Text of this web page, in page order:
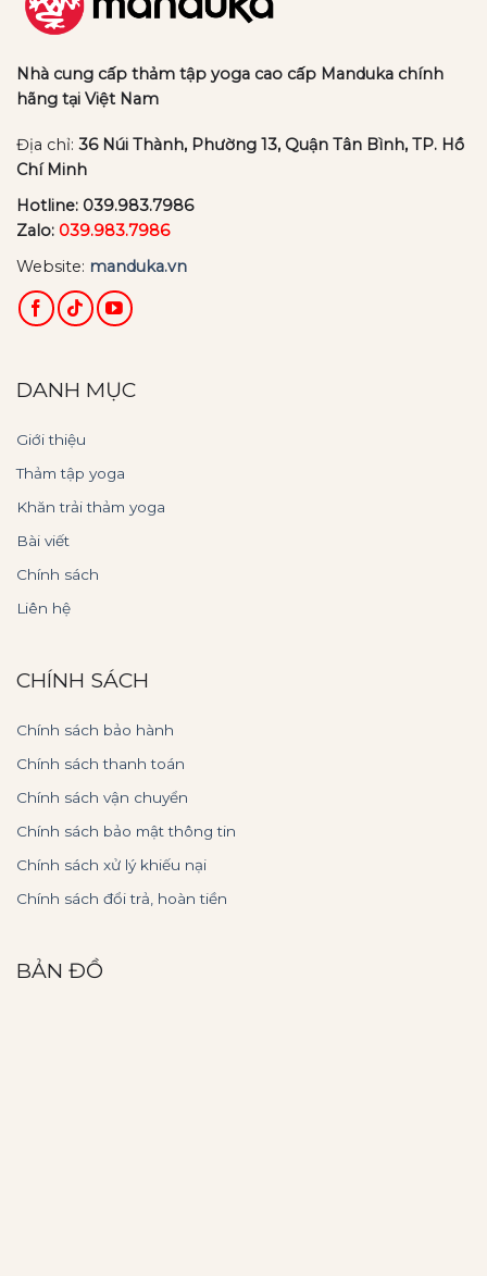
Nhà cung cấp thảm tập yoga cao cấp Manduka chính
hãng tại Việt Nam
Địa chỉ: 36 Núi Thành, Phường 13, Quận Tân Bình, TP. Hồ
Chí Minh
Hotline: 039.983.7986
Zalo: 039.983.7986
Website: manduka.vn
DANH MỤC
Giới thiệu
Thảm tập yoga
Khăn trải thảm yoga
Bài viết
Chính sách
Liên hệ
CHÍNH SÁCH
Chính sách bảo hành
Chính sách thanh toán
Chính sách vận chuyển
Chính sách bảo mật thông tin
Chính sách xử lý khiếu nại
Chính sách đổi trả, hoàn tiền
BẢN ĐỒ